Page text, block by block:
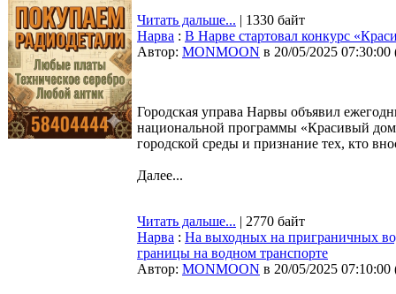
Читать дальше... | 1330 байт
Нарва : В Нарве стартовал конкурс
Автор: MONMOON в 20/05/2025 07:30:00
Городская управа Нарвы объявил
национальной программы «Красивый
городской среды и признание тех, кто
Далее...
Читать дальше... | 2770 байт
Нарва : На выходных на приграничных
границы на водном транспорте
Автор: MONMOON в 20/05/2025 07:10:00